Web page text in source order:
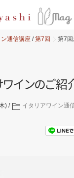
通信講座 /第7回 第7
ワイ ンのご紹
) イタリアワイン通